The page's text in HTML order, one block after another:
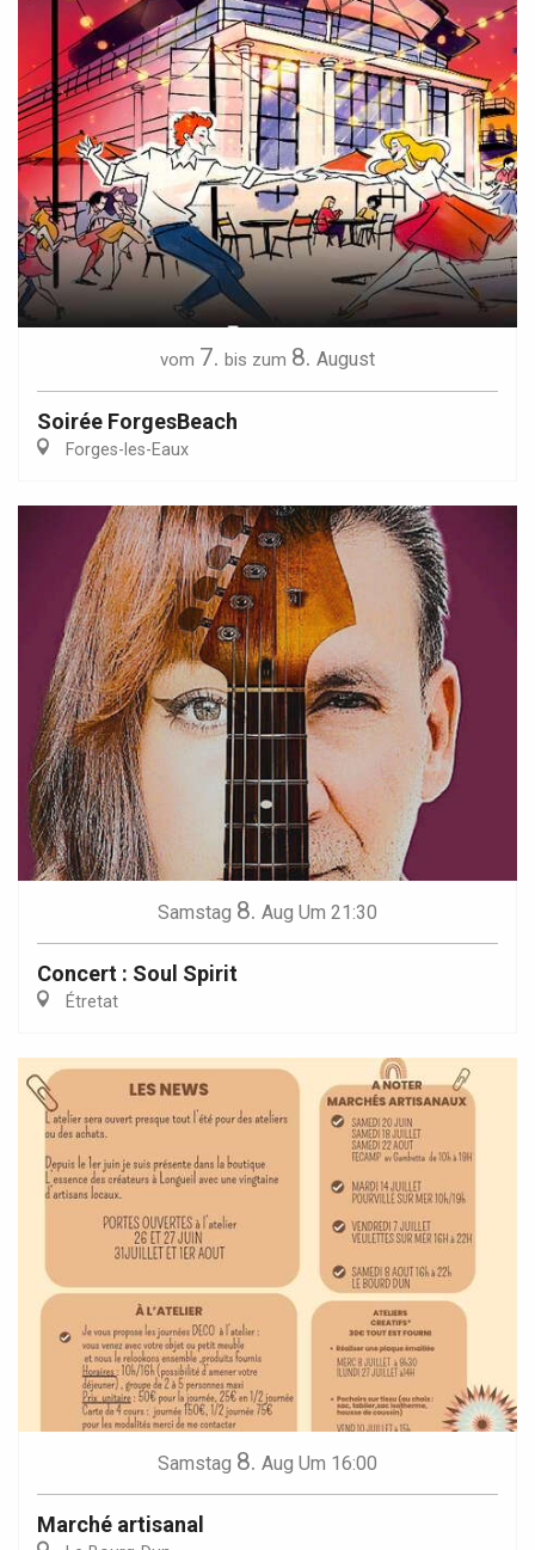
vom 7. bis zum 8. August
Soirée ForgesBeach
Forges-les-Eaux
Samstag 8. Aug Um 21:30
Concert : Soul Spirit
Étretat
Samstag 8. Aug Um 16:00
Marché artisanal